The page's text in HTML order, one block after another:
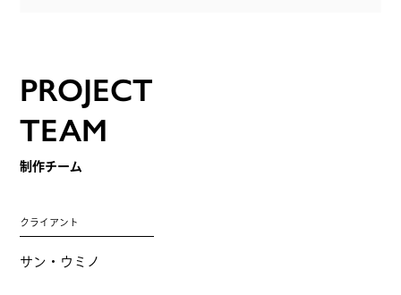
PROJECT
TEAM
制作チーム
クライアント
サン・ウミノ